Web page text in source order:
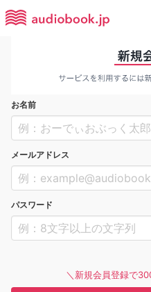
お名前
メールアドレス
パスワード
＼新規会員登録で